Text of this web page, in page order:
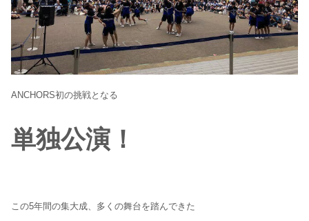
ANCHORS初の挑戦となる
単独公演！
この5年間の集大成、多くの舞台を踏んできた